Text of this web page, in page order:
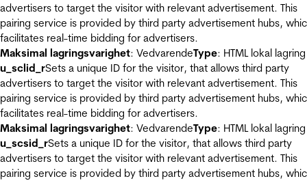
advertisers to target the visitor with relevant advertisement. This
pairing service is provided by third party advertisement hubs,
facilitates real-time bidding for advertisers.
Maksimal lagringsvarighet: VedvarendeType: HTML lokal lagring
u_sclid_rSets a unique ID for the visitor, that allows third party
advertisers to target the visitor with relevant advertisement. This
pairing service is provided by third party advertisement hubs,
facilitates real-time bidding for advertisers.
Maksimal lagringsvarighet: VedvarendeType: HTML lokal lagring
u_scsid_rSets a unique ID for the visitor, that allows third party
advertisers to target the visitor with relevant advertisement. This
pairing service is provided by third party advertisement hubs,